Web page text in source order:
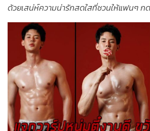
ด้วยเสน่ห์ความน่ารักสดใสที่ชวนให้แฟนๆ กด